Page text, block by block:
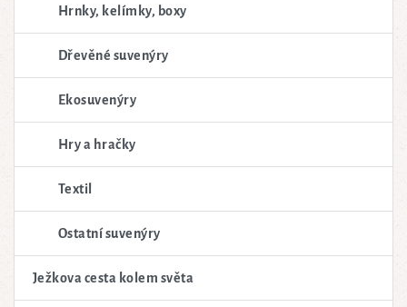
Hrnky, kelímky, boxy
Dřevěné suvenýry
Ekosuvenýry
Hry a hračky
Textil
Ostatní suvenýry
Ježkova cesta kolem světa